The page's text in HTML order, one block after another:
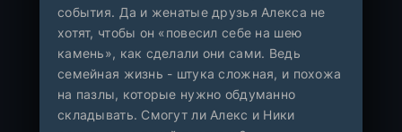
события. Да и женатые друзья Алекса не
хотят, чтобы он «повесил себе на шею
камень», как сделали они сами. Ведь
семейная жизнь - штука сложная, и похожа
на пазлы, которые нужно обдуманно
складывать. Смогут ли Алекс и Ники